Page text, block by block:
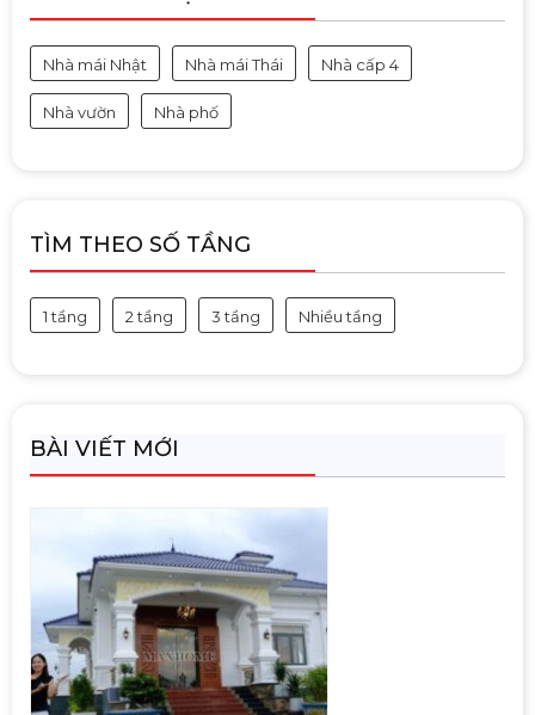
Nhà mái Nhật Nhà mái Thái Nhà cấp 4
Nhà vườn Nhà phố
TÌM THEO SỐ TẦNG
1 tầng 2 tầng 3 tầng Nhiều tầng
BÀI VIẾT MỚI